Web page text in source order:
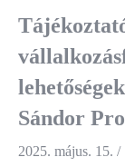
Sándor
2025. május. 15. /